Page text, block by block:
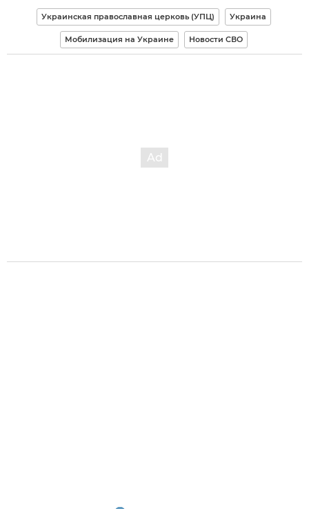
Украинская православная церковь (УПЦ) Украина
Мобилизация на Украине Новости СВО